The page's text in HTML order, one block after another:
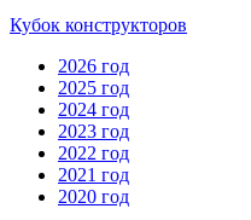
Кубок конструкторов
2026 год
2025 год
2024 год
2023 год
2022 год
2021 год
2020 год